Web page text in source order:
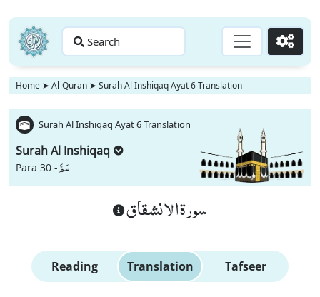
Search Go
Home ➤ Al-Quran ➤ Surah Al Inshiqaq Ayat 6 Translation
Surah Al Inshiqaq Ayat 6 Translation
Surah Al Inshiqaq
Para 30 -عَمَّ
سورة الانشقاق
Reading Translation Tafseer